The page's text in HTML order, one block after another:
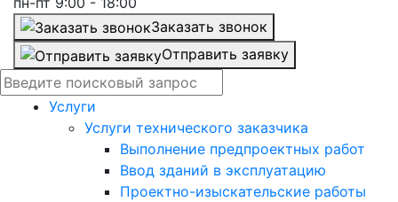
Заказать звонок
Отправить заявку
Услуги
Услуги технического заказчика
Выполнение предпроектных работ
Ввод зданий в эксплуатацию
Проектно-изыскательские работы